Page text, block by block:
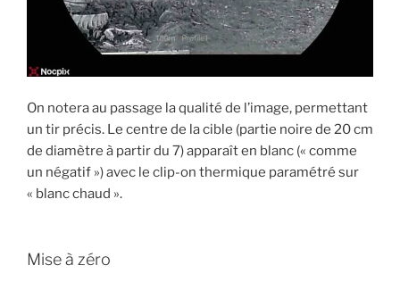
On notera au passage la qualité de l’image, permettant
un tir précis. Le centre de la cible (partie noire de 20 cm
de diamètre à partir du 7) apparaît en blanc (« comme
un négatif ») avec le clip-on thermique paramétré sur
« blanc chaud ».
Mise à zéro